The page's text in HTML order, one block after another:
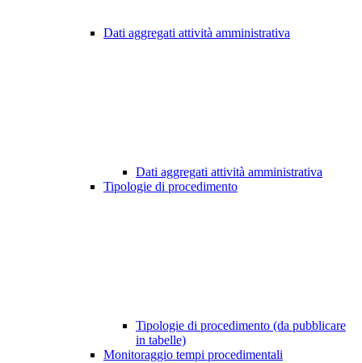
Dati aggregati attività amministrativa
Dati aggregati attività amministrativa
Tipologie di procedimento
Tipologie di procedimento (da pubblicare
in tabelle)
Monitoraggio tempi procedimentali